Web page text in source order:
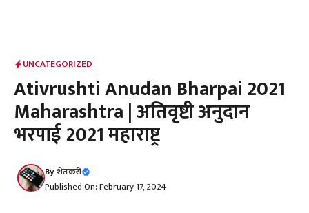
UNCATEGORIZED
Ativrushti Anudan Bharpai 2021
Maharashtra | अतिवृष्टी अनुदान
भरपाई 2021 महाराष्ट्र
Byशेतकरी
Published On: February 17, 2024